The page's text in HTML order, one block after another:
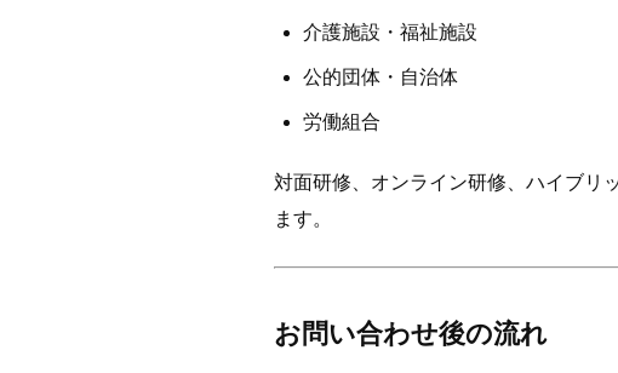
介護施設・福祉施設
公的団体・自治体
労働組合
対面研修、オンライン研修、ハイブリ
ます。
お問い合わせ後の流れ